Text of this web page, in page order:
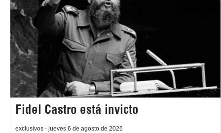
Fidel Castro está invicto
exclusivos - jueves 6 de agosto de 2026